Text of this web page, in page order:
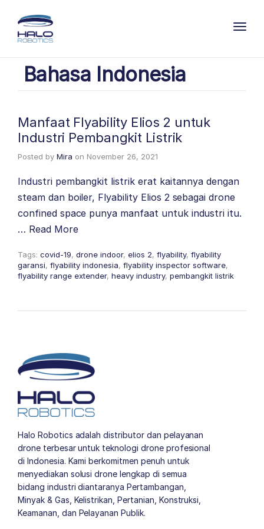
Bahasa Indonesia
Manfaat Flyability Elios 2 untuk
Industri Pembangkit Listrik
Posted by Mira on November 26, 2021
Industri pembangkit listrik erat kaitannya dengan
steam dan boiler, Flyability Elios 2 sebagai drone
confined space punya manfaat untuk industri itu.
… Read More
Tags: covid-19, drone indoor, elios 2, flyability, flyability
garansi, flyability indonesia, flyability inspector software,
flyability range extender, heavy industry, pembangkit listrik
Halo Robotics adalah distributor dan pelayanan
drone terbesar untuk teknologi drone profesional
di Indonesia. Kami berkomitmen penuh untuk
menyediakan solusi drone lengkap di semua
bidang industri diantaranya Pertambangan,
Minyak & Gas, Kelistrikan, Pertanian, Konstruksi,
Keamanan, dan Pelayanan Publik.